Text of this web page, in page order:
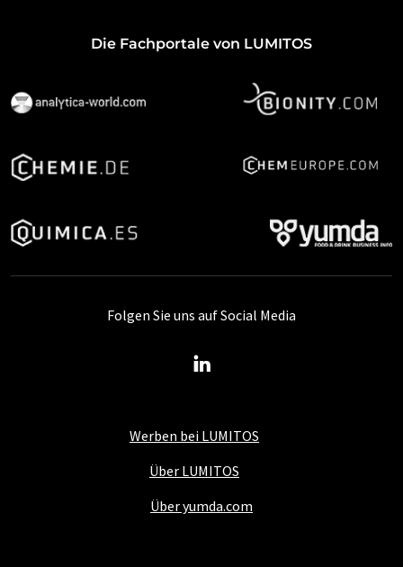
Die Fachportale von LUMITOS
Werben bei LUMITOS
Über LUMITOS
Über yumda.com
Folgen Sie uns auf Social Media